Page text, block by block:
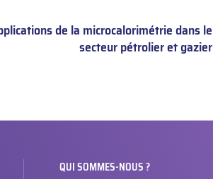
de la microcalorimétrie dans le
secteur pétrolier et gazier
QUI SOMMES-NOUS ?